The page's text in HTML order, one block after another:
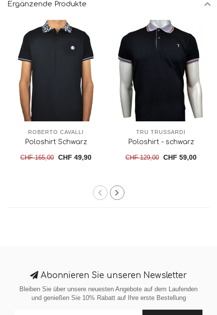
Ergänzende Produkte
ROBERTO CAVALLI
Poloshirt Schwarz
CHF 165,00 CHF 49,90
TRU TRUSSARDI
Poloshirt - schwarz
CHF 129,00 CHF 59,00
Abonnieren Sie unseren Newsletter
Bleiben Sie über unsere neuesten Angebote auf dem Laufenden
und genießen Sie 10% Rabatt auf Ihre erste Bestellung